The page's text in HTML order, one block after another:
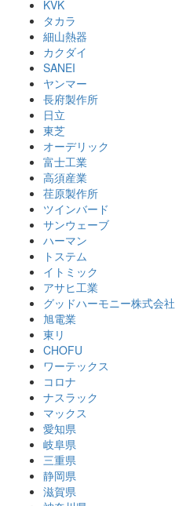
KVK
タカラ
細山熱器
カクダイ
SANEI
ヤンマー
長府製作所
日立
東芝
オーデリック
富士工業
高須産業
荏原製作所
ツインバード
サンウェーブ
ハーマン
トステム
イトミック
アサヒ工業
グッドハーモニー株式会社
旭電業
東リ
CHOFU
ワーテックス
コロナ
ナスラック
マックス
愛知県
岐阜県
三重県
静岡県
滋賀県